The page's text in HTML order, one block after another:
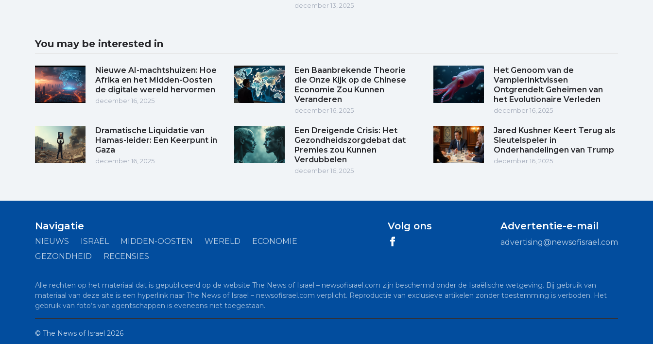
december 13, 2025
You may be interested in
Nieuwe AI-machtshuizen: Hoe
Afrika en het Midden-Oosten
de digitale wereld hervormen
december 16, 2025
Een Baanbrekende Theorie
die Onze Kijk op de Chinese
Economie Zou Kunnen
Veranderen
december 16, 2025
Het Genoom van de
Vampierinktvissen
Ontgrendelt Geheimen van
het Evolutionaire Verleden
december 16, 2025
Dramatische Liquidatie van
Hamas-leider: Een Keerpunt in
Gaza
december 16, 2025
Een Dreigende Crisis: Het
Gezondheidszorgdebat dat
Premies zou Kunnen
Verdubbelen
december 16, 2025
Jared Kushner Keert Terug als
Sleutelspeler in
Onderhandelingen van Trump
december 16, 2025
Navigatie
NIEUWS ISRAËL MIDDEN-OOSTEN WERELD
ECONOMIE
GEZONDHEID
RECENSIES
Volg ons Advertentie-e-mail
advertising@newsofisrael.com
Alle rechten op het materiaal dat is gepubliceerd op de website The News of Israel – newsofisrael.com zijn beschermd onder de Israëlische wetgeving. Bij gebruik van
materiaal van deze site is een hyperlink naar The News of Israel – newsofisrael.com verplicht. Reproductie van exclusieve artikelen zonder toestemming is verboden. Het
gebruik van foto’s van agentschappen is eveneens niet toegestaan.
© The News of Israel 2026